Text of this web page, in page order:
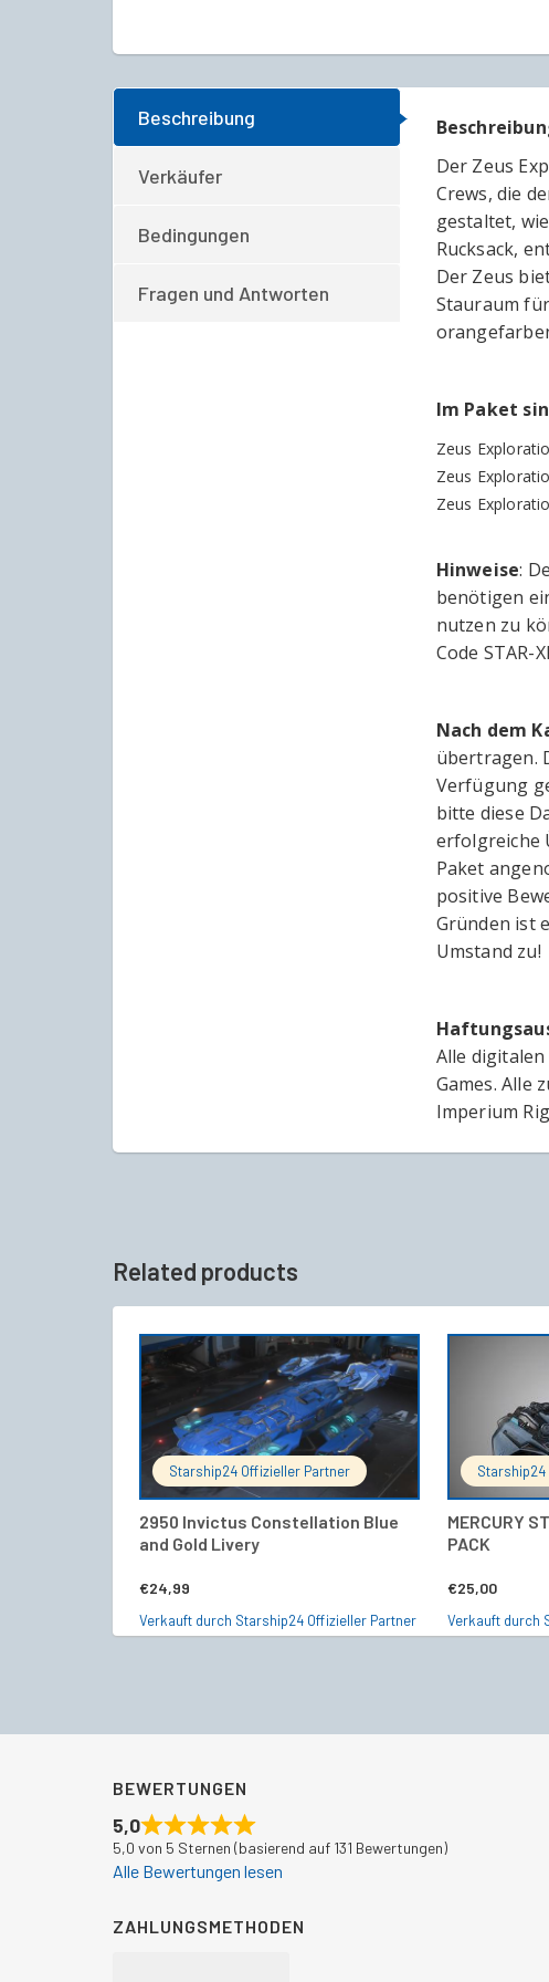
Beschreibung
Verkäufer
Bedingungen
Fragen und Antworten
Der Zeus
Crews, die
gestaltet,
Rucksack,
Der Zeus
Stauraum
Im Paket
Zeus
Zeus
Zeus
Hinweise:
benötigen
nutzen zu
Code STAR-
Nach dem
übertragen.
Verfügung
bitte diese
erfolgreiche
Paket
positive
Gründen ist
Umstand zu!
Alle
Games. Alle
Imperium
Related products
Starship24 Offizieller Partner
2950 Invictus Constellation Blue
and Gold Livery
€24,99
IN DEN WARENKORB
Verkauft durch Starship24 Offizieller Partner
MERCURY
PACK
€25,00
Verkauft durch
BEWERTUNGEN
5,0
5,0 von 5 Sternen (basierend auf 131 Bewertungen)
Alle Bewertungen lesen
ZAHLUNGSMETHODEN